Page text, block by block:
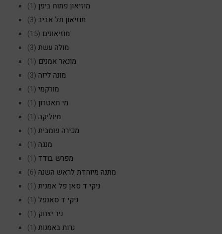
מוזיאון פתוח ביפן (1)
מוזיאון תל אביב (3)
מוזיאונים (15)
מולה עשת (3)
מונאר אמנים (1)
מונה ליזה (3)
מורקמי (1)
מי תאטרון (1)
מיוליקה (1)
מכירה פומבית (1)
מנגה (1)
מפרש בודד (1)
מתנה מיוחדת לראש השנה (6)
ניקי ד סאן פל אמנית (1)
ניקי ד סאנפל (1)
ניר יצחק (1)
נרות באמנות (1)